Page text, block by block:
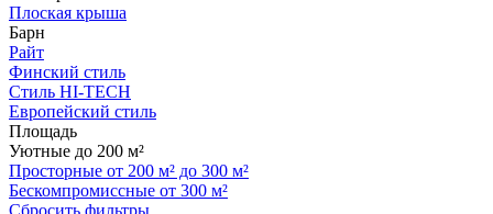
Плоская крыша
Барн
Райт
Финский стиль
Стиль HI-TECH
Европейский стиль
Площадь
Уютные до 200 м²
Просторные от 200 м² до 300 м²
Бескомпромиссные от 300 м²